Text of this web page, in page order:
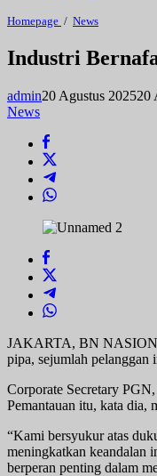
Homepage / NewsIndustri
Lega,
Pasokan
Nasional
Industri
admin20 Agustus 202520
News
JAKARTA, BN
pipa, sejumlah pelanggan
Corporate Secretary
Pemantauan itu, kata dia,
“Kami bersyukur atas
meningkatkan keandalan
berperan penting dalam